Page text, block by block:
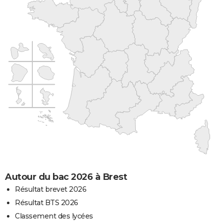
Autour du bac 2026 à Brest
Résultat brevet 2026
Résultat BTS 2026
Classement des lycées